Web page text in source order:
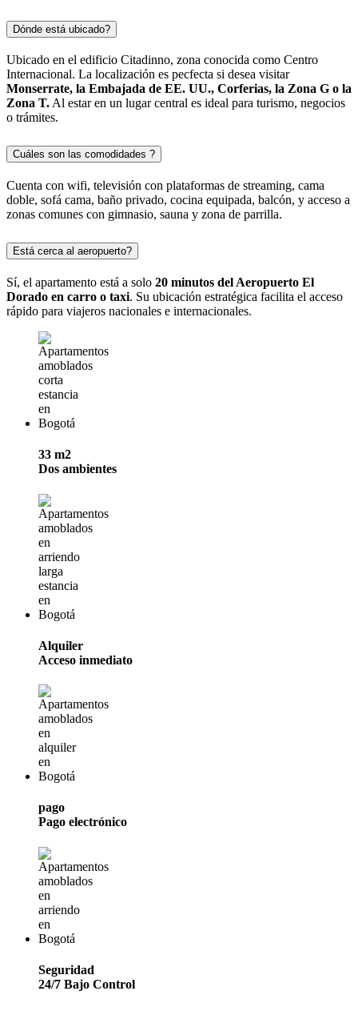
Dónde está ubicado?
Ubicado en el edificio Citadinno, zona conocida como Centro
Internacional. La localización es pecfecta si desea visitar
Monserrate, la Embajada de EE. UU., Corferias, la Zona G o la
Zona T.Al estar en un lugar central es ideal para turismo, negocios
o trámites.
Cuáles son las comodidades ?
Cuenta con wifi, televisión con plataformas de streaming, cama
doble, sofá cama, baño privado, cocina equipada, balcón, y acceso a
zonas comunes con gimnasio, sauna y zona de parrilla.
Está cerca al aeropuerto?
Sí, el apartamento está a solo 20 minutos del Aeropuerto El
Dorado en carro o taxi. Su ubicación estratégica facilita el acceso
rápido para viajeros nacionales e internacionales.
33 m2
Dos ambientes
Alquiler
Acceso inmediato
pago
Pago electrónico
Seguridad
24/7 Bajo Control